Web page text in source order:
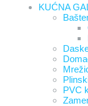
KUĆNA
PVC